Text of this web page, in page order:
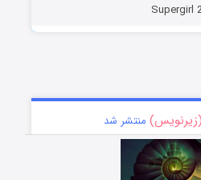
منتشر شد